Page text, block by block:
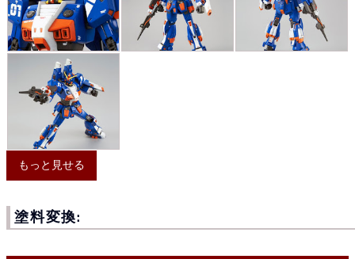
もっと見せる
塗料変換: